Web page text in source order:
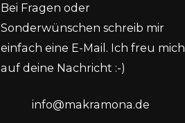
Bei Fragen oder
Sonderwünschen schreib mir
einfach eine E-Mail. Ich freu mich
auf deine Nachricht :-)
info@makramona.de